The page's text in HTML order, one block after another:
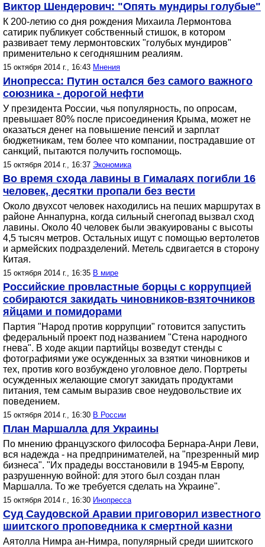
Виктор Шендерович: "Опять мундиры голубые"
К 200-летию со дня рождения Михаила Лермонтова
сатирик публикует собственный стишок, в котором
развивает тему лермонтовских "голубых мундиров"
применительно к сегодняшним реалиям.
15 октября 2014 г., 16:43 Мнения
Инопресса: Путин остался без самого важного
союзника - дорогой нефти
У президента России, чья популярность, по опросам,
превышает 80% после присоединения Крыма, может не
оказаться денег на повышение пенсий и зарплат
бюджетникам, тем более что компании, пострадавшие от
санкций, пытаются получить госпомощь.
15 октября 2014 г., 16:37 Экономика
Во время схода лавины в Гималаях погибли 16
человек, десятки пропали без вести
Около двухсот человек находились на пеших маршрутах в
районе Аннапурна, когда сильный снегопад вызвал сход
лавины. Около 40 человек были эвакуированы с высоты
4,5 тысяч метров. Остальных ищут с помощью вертолетов
и армейских подразделений. Метель сдвигается в сторону
Китая.
15 октября 2014 г., 16:35 В мире
Российские провластные борцы с коррупцией
собираются закидать чиновников-взяточников
яйцами и помидорами
Партия "Народ против коррупции" готовится запустить
федеральный проект под названием "Стена народного
гнева". В ходе акции партийцы возведут стенды с
фотографиями уже осужденных за взятки чиновников и
тех, против кого возбуждено уголовное дело. Портреты
осужденных желающие смогут закидать продуктами
питания, тем самым выразив свое неудовольствие их
поведением.
15 октября 2014 г., 16:30 В России
План Маршалла для Украины
По мнению французского философа Бернара-Анри Леви,
вся надежда - на предпринимателей, на "презренный мир
бизнеса". "Их прадеды восстановили в 1945-м Европу,
разрушенную войной: для этого был создан план
Маршалла. То же требуется сделать на Украине".
15 октября 2014 г., 16:30 Инопресса
Суд Саудовской Аравии приговорил известного
шиитского проповедника к смертной казни
Аятолла Нимра ан-Нимра, популярный среди шиитского